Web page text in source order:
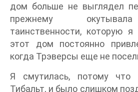
дом больше не выглядел
прежнему
таинственности, которую
этот дом постоянно
когда Трэверсы еще не
Я смутилась, потому
Тибальт, и было слишком